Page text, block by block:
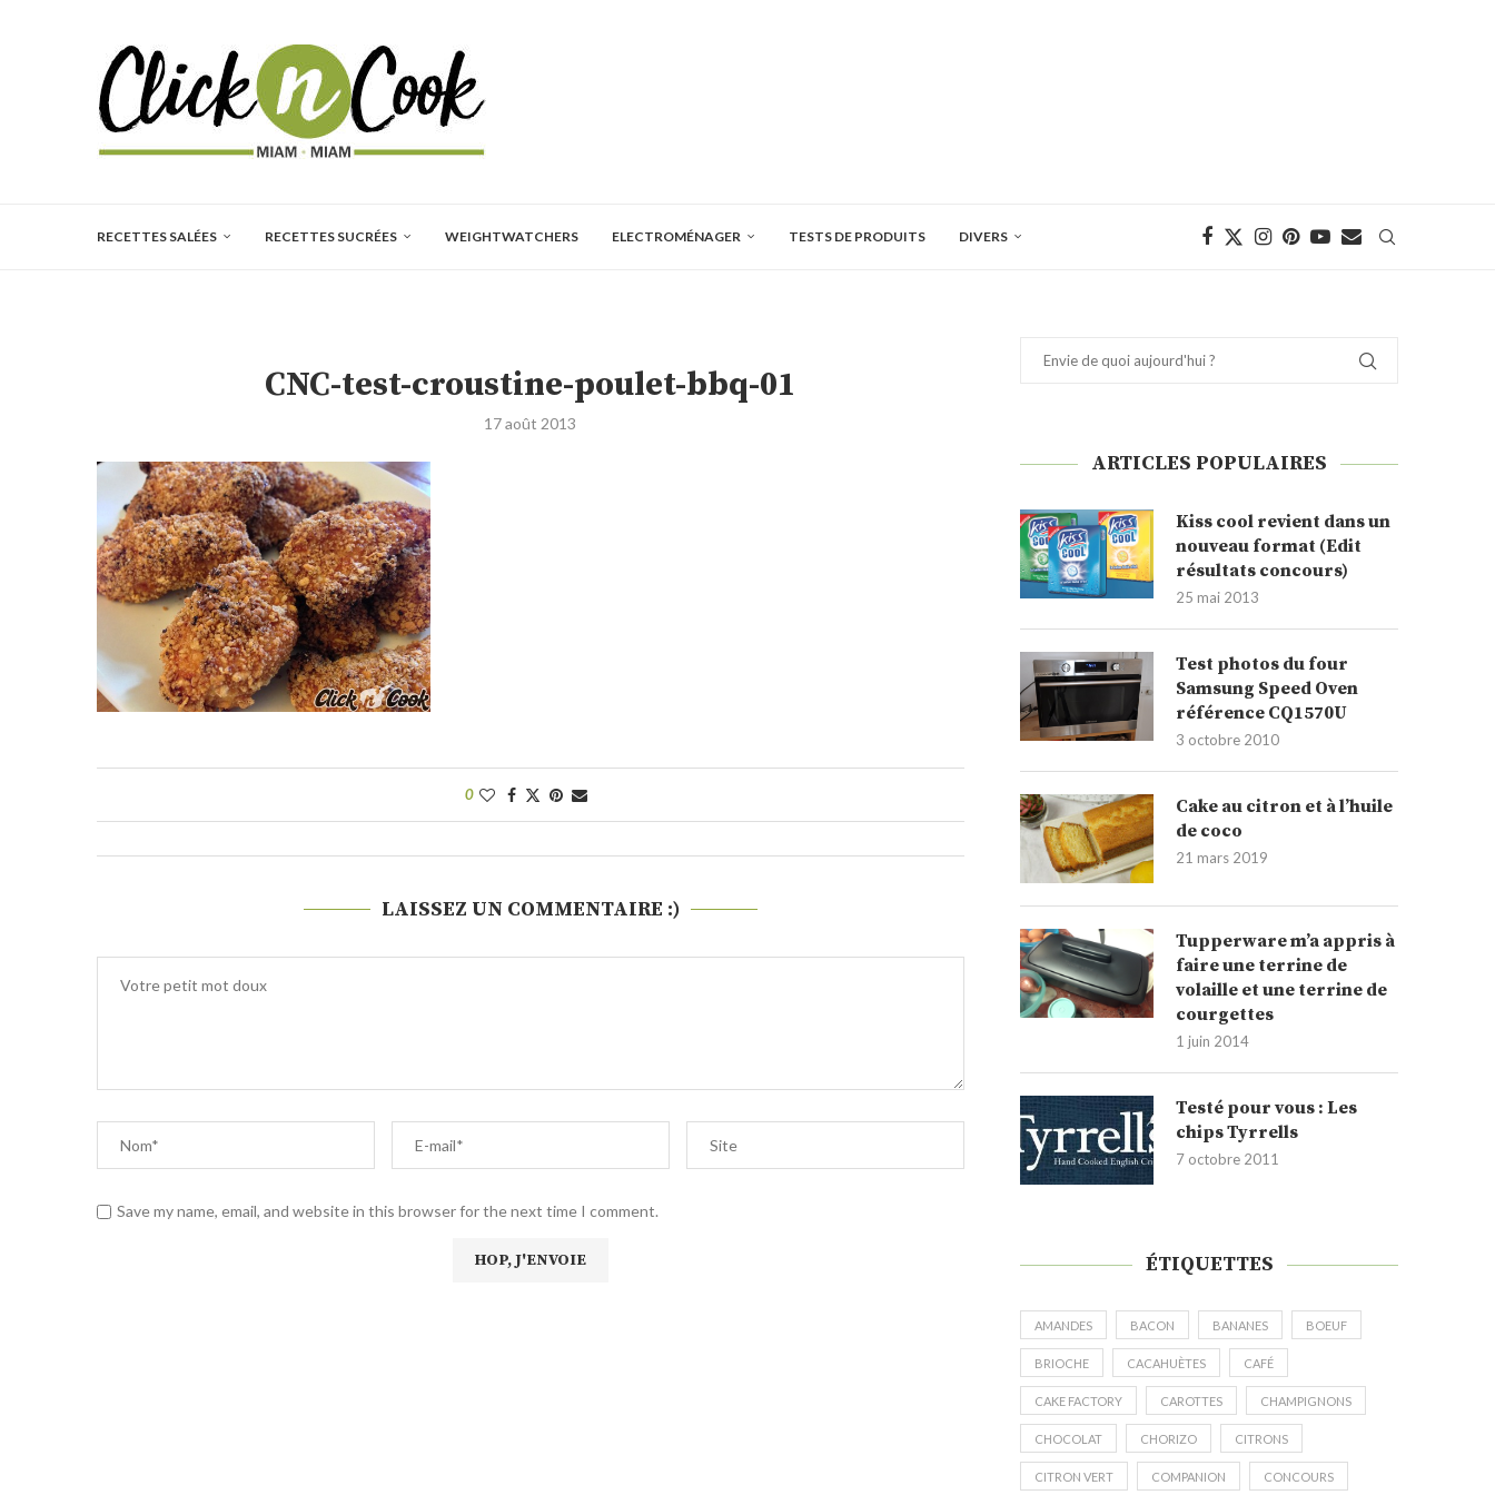
RECETTES SALÉES RECETTES SUCRÉES WEIGHTWATCHERS ELECTROMÉNAGER TESTS DE PRODUITS DIVERS
CNC-test-croustine-poulet-bbq-01
17 août 2013
0
LAISSEZ UN COMMENTAIRE :)
Save my name, email, and website in this browser for the next time I comment.
ARTICLES POPULAIRES
Kiss cool revient dans un
nouveau format (Edit
résultats concours)
25 mai 2013
Test photos du four
Samsung Speed Oven
référence CQ1570U
3 octobre 2010
Cake au citron et à l’huile
de coco
21 mars 2019
Tupperware m’a appris à
faire une terrine de
volaille et une terrine de
courgettes
1 juin 2014
Testé pour vous : Les
chips Tyrrells
7 octobre 2011
ÉTIQUETTES
AMANDES BACON BANANES BOEUF
BRIOCHE CACAHUÈTES CAFÉ
CAKE FACTORY CAROTTES CHAMPIGNONS
CHOCOLAT CHORIZO CITRONS
CITRON VERT COMPANION CONCOURS